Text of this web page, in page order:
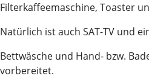
Filterkaffeemaschine, Toaster
Natürlich ist auch SAT-TV und
Bettwäsche und Hand- bzw.
vorbereitet.